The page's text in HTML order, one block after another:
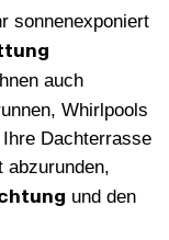
sonnenexponiert
auch
Whirlpools
Dachterrasse
abzurunden,
und den